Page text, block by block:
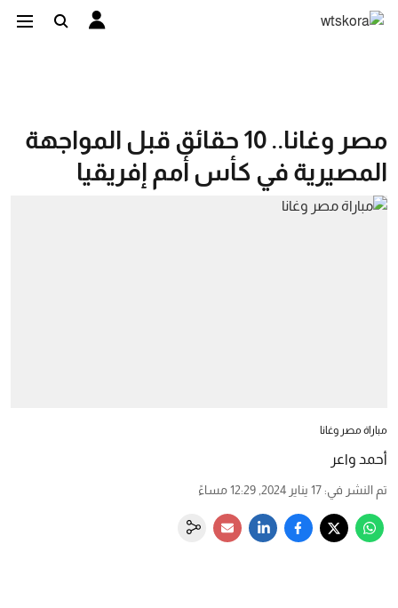
مصر وغانا.. 10 حقائق قبل المواجهة
المصيرية في كأس أمم إفريقيا
مباراة مصر وغانا
أحمد واعر
تم النشر في: 17 يناير 2024, 12:29 مساءً